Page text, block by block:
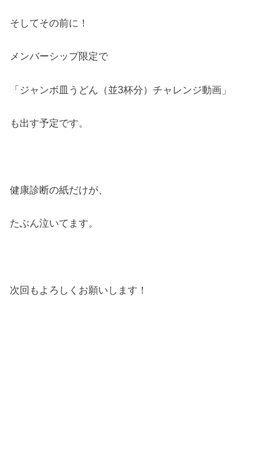
そしてその前に！
メンバーシップ限定で
「ジャンボ皿うどん（並3杯分）チャレンジ動画」
も出す予定です。
健康診断の紙だけが、
たぶん泣いてます。
次回もよろしくお願いします！